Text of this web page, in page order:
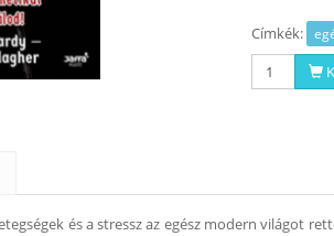
Címkék:
és a stressz az egész modern világot